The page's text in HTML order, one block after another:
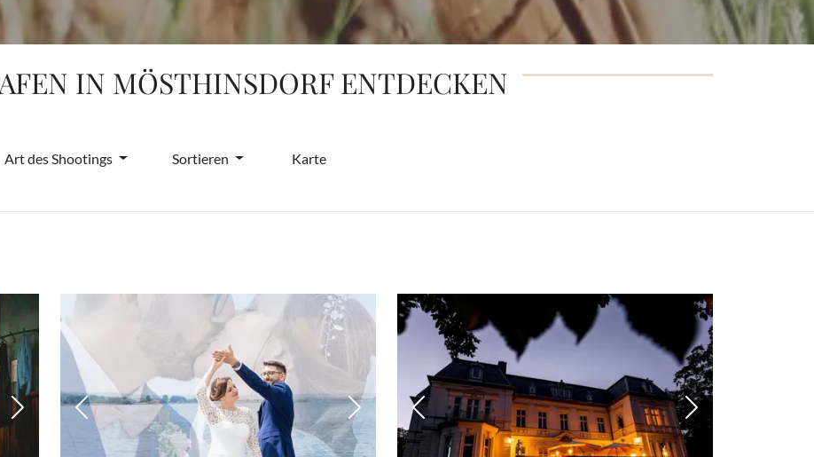
IN MÖSTHINSDORF ENTDECKEN
Art des Shootings Sortieren Karte
Nächstes BildVorheriges Bild Nächstes BildVorheriges Bild Nächstes Bild